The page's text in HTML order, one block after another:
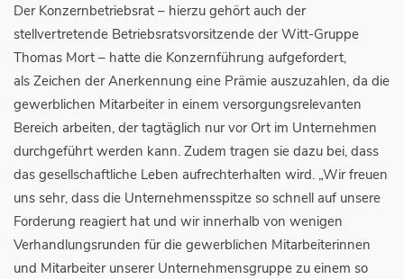
Der Konzernbetriebsrat – hierzu gehört auch der
stellvertretende Betriebsratsvorsitzende der Witt-Gruppe
Thomas Mort – hatte die Konzernführung aufgefordert,
als Zeichen der Anerkennung eine Prämie auszuzahlen, da die
gewerblichen Mitarbeiter in einem versorgungsrelevanten
Bereich arbeiten, der tagtäglich nur vor Ort im Unternehmen
durchgeführt werden kann. Zudem tragen sie dazu bei, dass
das gesellschaftliche Leben aufrechterhalten wird. „Wir freuen
uns sehr, dass die Unternehmensspitze so schnell auf unsere
Forderung reagiert hat und wir innerhalb von wenigen
Verhandlungsrunden für die gewerblichen Mitarbeiterinnen
und Mitarbeiter unserer Unternehmensgruppe zu einem so